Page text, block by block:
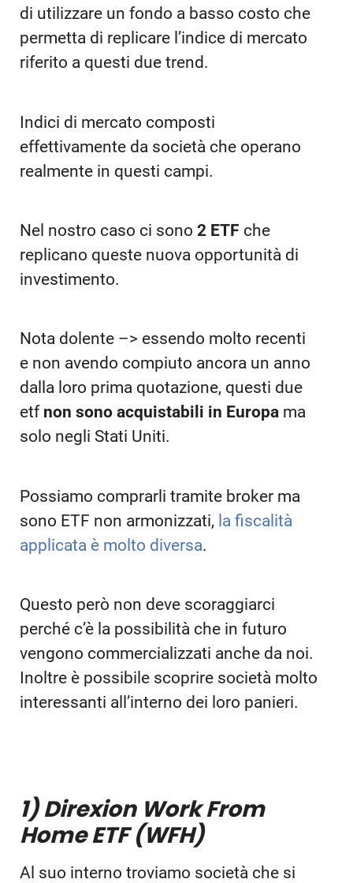
di utilizzare un fondo a basso costo che
permetta di replicare l’indice di mercato
riferito a questi due trend.
Indici di mercato composti
effettivamente da società che operano
realmente in questi campi.
Nel nostro caso ci sono 2 ETF che
replicano queste nuova opportunità di
investimento.
Nota dolente –> essendo molto recenti
e non avendo compiuto ancora un anno
dalla loro prima quotazione, questi due
etf non sono acquistabili in Europa ma
solo negli Stati Uniti.
Possiamo comprarli tramite broker ma
sono ETF non armonizzati, la fiscalità
applicata è molto diversa.
Questo però non deve scoraggiarci
perché c’è la possibilità che in futuro
vengono commercializzati anche da noi.
Inoltre è possibile scoprire società molto
interessanti all’interno dei loro panieri.
1) Direxion Work From
Home ETF (WFH)
Al suo interno troviamo società che si